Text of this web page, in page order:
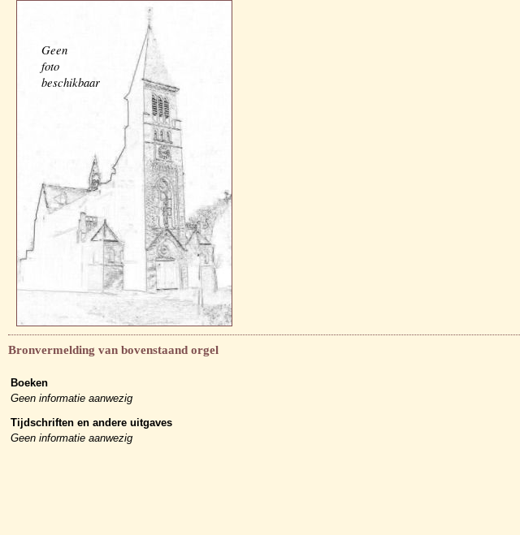
Geen
foto
beschikbaar
Bronvermelding van bovenstaand orgel
Boeken
Geen informatie aanwezig
Tijdschriften en andere uitgaves
Geen informatie aanwezig